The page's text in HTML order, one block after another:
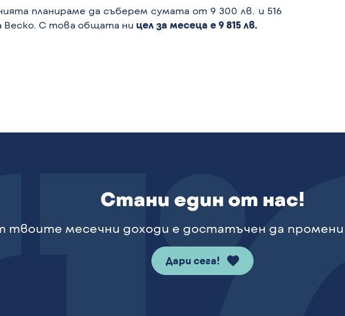
планираме да съберем сумата от 9 300 лв. и 516
Веско. С това общата ни цел за месеца е 9 815 лв.
Стани един от нас!
твоите месечни доходи е достатъчен да
Дари сега!